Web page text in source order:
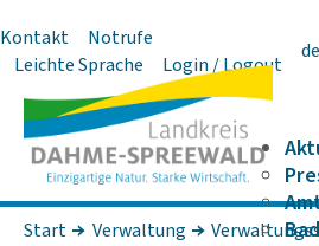
Kontakt
Notrufe
Leichte Sprache
Login / Logout
Start Verwaltung